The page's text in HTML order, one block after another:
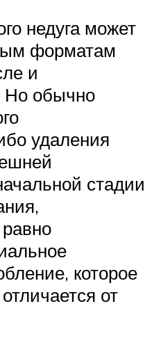
недуга может
форматам
и
Но обычно
удаления
стадии
которое
от